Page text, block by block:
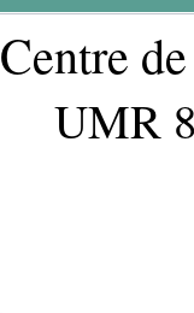
Centre
UMR